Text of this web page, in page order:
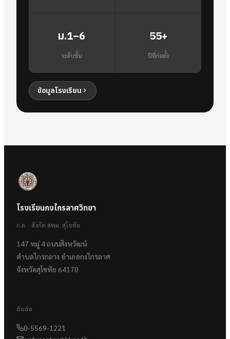
ม.1–6
ระดับชั้น
55+
ปีที่ก่อตั้ง
ข้อมูลโรงเรียน
โรงเรียนกงไกรลาศวิทยา
ก.ล. · สังกัด สพม. สุโขทัย
147 หมู่ 4 ถนนสิงหวัฒน์
ตำบลไกรกลาง อำเภอกงไกรลาศ
จังหวัดสุโขทัย 64170
ติดต่อ
0-5569-1221